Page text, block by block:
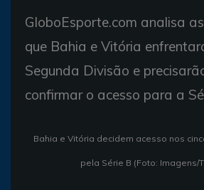
GloboEsporte.com analisa
que Bahia e Vitória
Segunda Divisão e
confirmar o acesso para a
Bahia e Vitória decidem acesso nos
pela Série B (Foto: Imagens/